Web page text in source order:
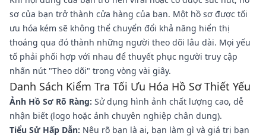
sơ của bạn trở thành cửa hàng của bạn. Một hồ sơ được tối
ưu hóa kém sẽ không thể chuyển đổi khả năng hiển thị
thoáng qua đó thành những người theo dõi lâu dài. Mọi yếu
tố phải phối hợp với nhau để thuyết phục người truy cập
nhấn nút "Theo dõi" trong vòng vài giây.
Danh Sách Kiểm Tra Tối Ưu Hóa Hồ Sơ Thiết Yếu
Ảnh Hồ Sơ Rõ Ràng: Sử dụng hình ảnh chất lượng cao, dễ
nhận biết (logo hoặc ảnh chuyên nghiệp chân dung).
Tiểu Sử Hấp Dẫn: Nêu rõ bạn là ai, bạn làm gì và giá trị bạn